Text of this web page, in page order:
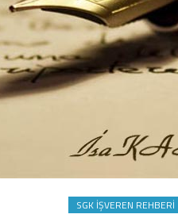
SGK İŞVEREN REHBERI